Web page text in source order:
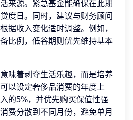
来源。紧急基金能确保在此期
度日。同时，建议与财务顾问
据收入变化适时调整。例如，
比例，低谷期则优先维持基本
味着剥夺生活乐趣，而是培养
以设定奢侈品消费的年度上
的5%，并优先购买保值性强
费分散到不同月份，避免单月